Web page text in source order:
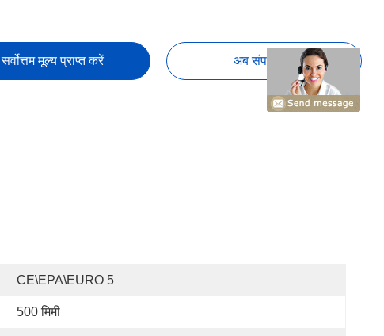
सर्वोत्तम मूल्य प्राप्त करें अब संपर्क करें
CE\EPA\EURO 5
500 मिमी